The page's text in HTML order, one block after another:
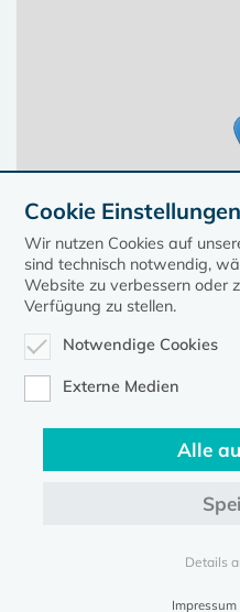
Diese Seite gehört
Evangelische Kirche in
Cookie Einstellungen
Wir nutzen Cookies auf
sind technisch notwendig,
Website zu verbessern oder
Verfügung zu stellen.
Notwendige Cookies
Externe Medien
Alle
Details